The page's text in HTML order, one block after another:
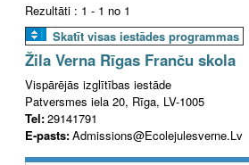
Rezultāti : 1 - 1 no 1
Skatīt visas iestādes programmas
Žila Verna Rīgas Franču skola
Vispārējās izglītības iestāde
Patversmes iela 20, Rīga, LV-1005
Tel:29141791
E-pasts:Admissions@Ecolejulesverne.Lv